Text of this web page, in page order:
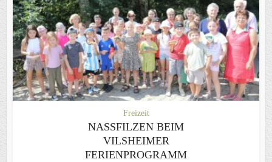
Freizeit
NASSFILZEN BEIM
VILSHEIMER
FERIENPROGRAMM